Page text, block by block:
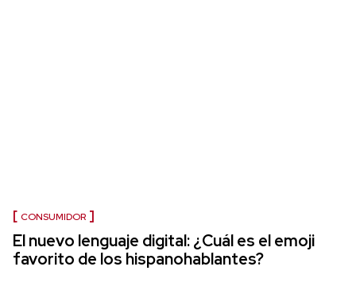
CONSUMIDOR
El nuevo lenguaje digital: ¿Cuál es el emoji
favorito de los hispanohablantes?